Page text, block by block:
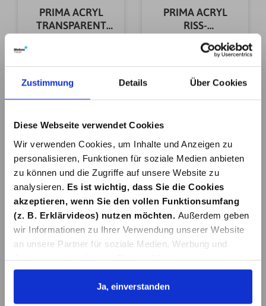
Zustimmung Details Über Cookies
Diese Webseite verwendet Cookies
Wir verwenden Cookies, um Inhalte und Anzeigen zu
personalisieren, Funktionen für soziale Medien anbieten
zu können und die Zugriffe auf unsere Website zu
analysieren. Es ist wichtig, dass Sie die Cookies
akzeptieren, wenn Sie den vollen Funktionsumfang
(z. B. Erklärvideos) nutzen möchten.
Außerdem geben
wir Informationen zu Ihrer Verwendung unserer Website
an unsere Partner für soziale Medien, Werbung und
Informationen möglicherweise mit weiteren Daten
zusammen, die Sie ihnen bereitgestellt haben oder die
sie im Rahmen Ihrer Nutzung der Dienste gesammelt
Ja, einverstanden
PRIMA ACRYL
TRANSPARENT
In den Warenkorb
PRIMA ACRYL
RISS-
WEIß 310ML
4,87 €*
Details
TUBEN ASS
SCHÜZTZ TUBEN
V.D.
AUSTROCKNEN
5,99 €*
Details